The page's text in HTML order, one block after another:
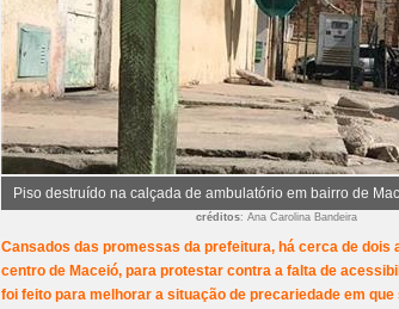
Piso destruído na calçada de ambulatório em bairro de
créditos: Ana Carolina Bandeira
Cansados das promessas da prefeitura, há cerca de
centro de Maceió, para protestar contra a falta de
foi feito para melhorar a situação de precariedade em